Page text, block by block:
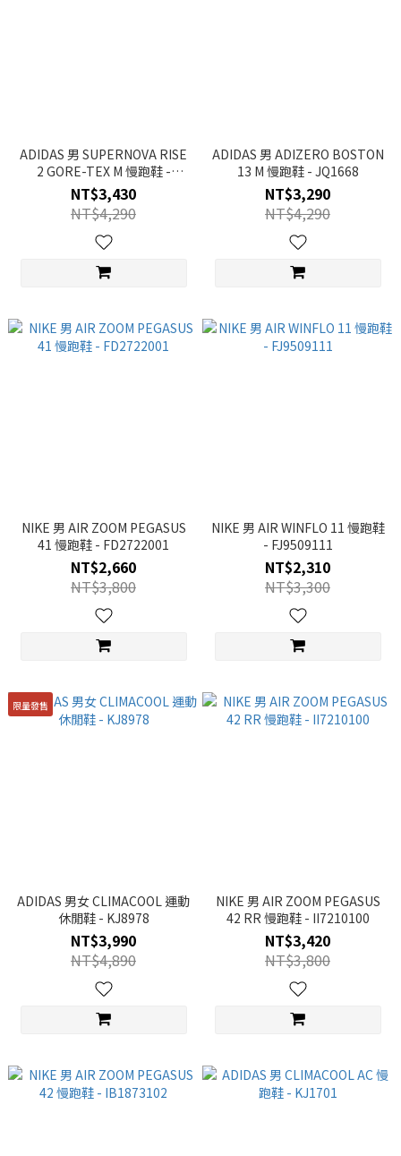
ADIDAS 男 SUPERNOVA RISE
2 GORE-TEX M 慢跑鞋 -
JP7763
NT$3,430
NT$4,290
ADIDAS 男 ADIZERO BOSTON
13 M 慢跑鞋 - JQ1668
NT$3,290
NT$4,290
NIKE 男 AIR ZOOM PEGASUS
41 慢跑鞋 - FD2722001
NT$2,660
NT$3,800
NIKE 男 AIR WINFLO 11 慢跑鞋
- FJ9509111
NT$2,310
NT$3,300
限量發售
ADIDAS 男女 CLIMACOOL 運動
休閒鞋 - KJ8978
NT$3,990
NT$4,890
NIKE 男 AIR ZOOM PEGASUS
42 RR 慢跑鞋 - II7210100
NT$3,420
NT$3,800